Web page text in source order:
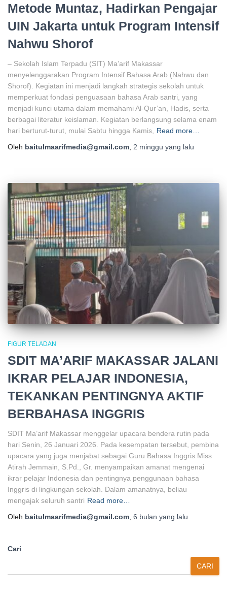
Metode Muntaz, Hadirkan Pengajar
UIN Jakarta untuk Program Intensif
Nahwu Shorof
– Sekolah Islam Terpadu (SIT) Ma’arif Makassar
menyelenggarakan Program Intensif Bahasa Arab (Nahwu dan
Shorof). Kegiatan ini menjadi langkah strategis sekolah untuk
memperkuat fondasi penguasaan bahasa Arab santri, yang
menjadi kunci utama dalam memahami Al-Qur’an, Hadis, serta
berbagai literatur keislaman. Kegiatan berlangsung selama enam
hari berturut-turut, mulai Sabtu hingga Kamis,
Read more…
Oleh baitulmaarifmedia@gmail.com 2 minggu yang lalu
FIGUR TELADAN
SDIT MA’ARIF MAKASSAR JALANI
IKRAR PELAJAR INDONESIA,
TEKANKAN PENTINGNYA AKTIF
BERBAHASA INGGRIS
SDIT Ma’arif Makassar menggelar upacara bendera rutin pada
hari Senin, 26 Januari 2026. Pada kesempatan tersebut, pembina
upacara yang juga menjabat sebagai Guru Bahasa Inggris Miss
Atirah Jemmain, S.Pd., Gr. menyampaikan amanat mengenai
ikrar pelajar Indonesia dan pentingnya penggunaan bahasa
Inggris di lingkungan sekolah. Dalam amanatnya, beliau
mengajak seluruh santri Read more…
Oleh baitulmaarifmedia@gmail.com, 6 bulan yang lalu
Cari
CARI